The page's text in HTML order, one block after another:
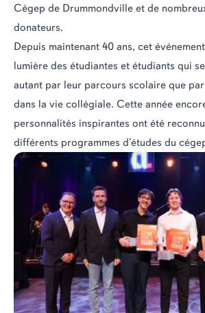
Cégep de Drummondville et de
donateurs.
Depuis maintenant 40 ans, cet
lumière des étudiantes et étudiants qui
autant par leur parcours scolaire que
dans la vie collégiale. Cette année
personnalités inspirantes ont été
différents programmes d’études du